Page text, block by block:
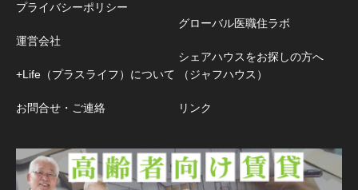
プライバシーポリシー
運営会社
+Life（プラスライフ）について
お問合せ・ご連絡
グローバル医職住ラボ
シェアハウスをお探しの方へ
（ジャフハウス）
リンク